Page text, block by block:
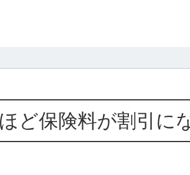
ほど保険料が割引に